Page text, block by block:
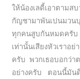
ให้น้องเลดี้เอาตามส
กัญชามาพันเปนมวน
ทุกคนสูบกันหมดครับ
เท่านั้นเสียงหัวเราอ
ครับ พวกเธอบอกว่า
อย่างครับ ตอนนี้มัน